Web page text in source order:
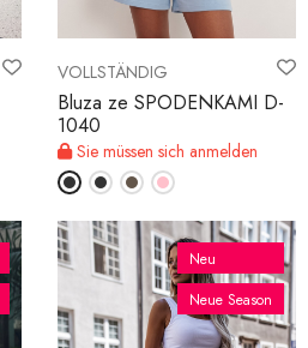
VOLLSTÄNDIG
Bluza ze SPODENKAMI D-
1040
Sie müssen sich anmelden
Neu
Neue Season